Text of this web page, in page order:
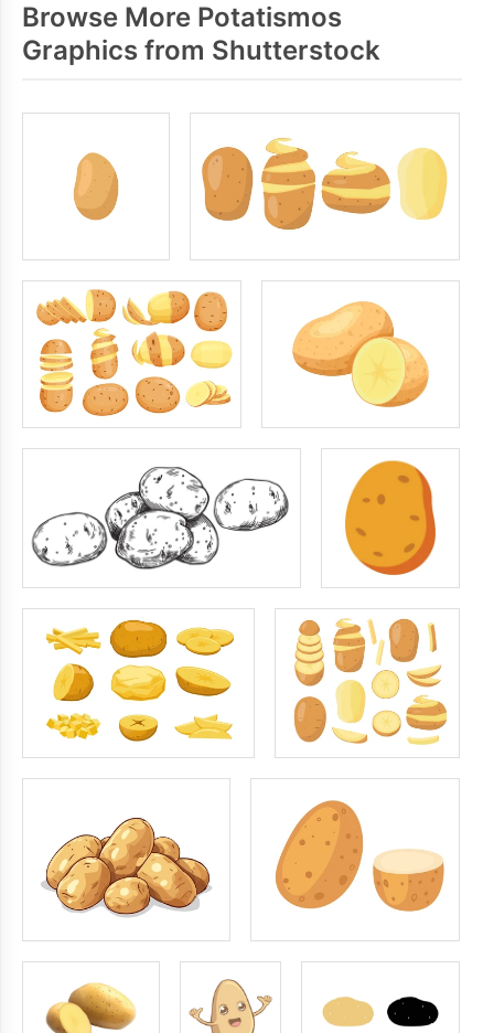
Browse More Potatismos
Graphics from Shutterstock